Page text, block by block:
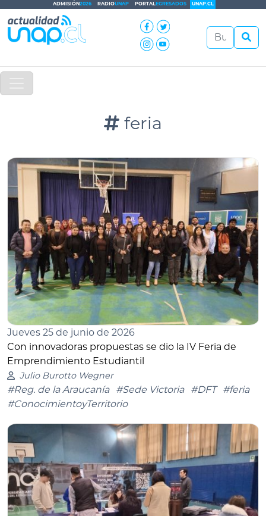
ADMISIÓN2026 RADIOUNAP PORTALEGRESADOS UNAP.CL
feria
Jueves 25 de junio de 2026
Con innovadoras propuestas se dio la IV Feria de
Emprendimiento Estudiantil
Julio Burotto Wegner
#Reg. de la Araucanía #Sede Victoria #DFT
#feria
#ConocimientoyTerritorio